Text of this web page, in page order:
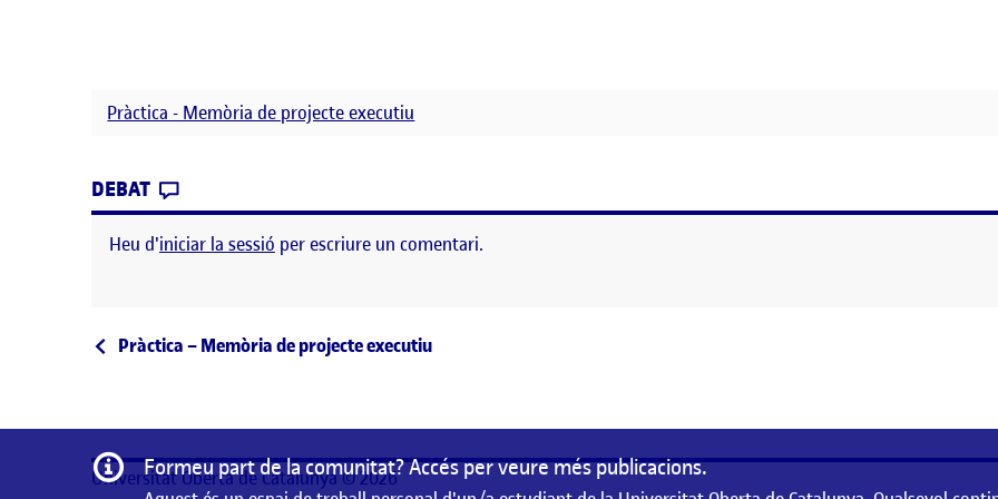
Pràctica - Memòria de projecte executiu
DEBAT
Heu d'iniciar la sessió per escriure un comentari.
Navegació d'entrades
Entrada anterior
Pràctica – Memòria de projecte executiu
Informació
Formeu part de la comunitat? Accés per veure més publicacions.
Universitat Oberta de Catalunya © 2026